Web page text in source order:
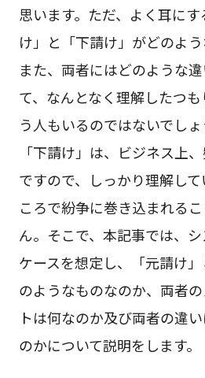
思います。ただ、よく耳に
け」と「下請け」がどのよう
また、両者にはどのような
て、なんとなく理解したつ
う人もいるのではないでし
「下請け」は、ビジネス上
ですので、しっかり理解し
ころで紛争に巻き込まれる
ん。そこで、本記事では、
ケースを想定し、「元請け
のようなものなのか、両者
トは何なのか及び両者の違
のかについて説明をします。